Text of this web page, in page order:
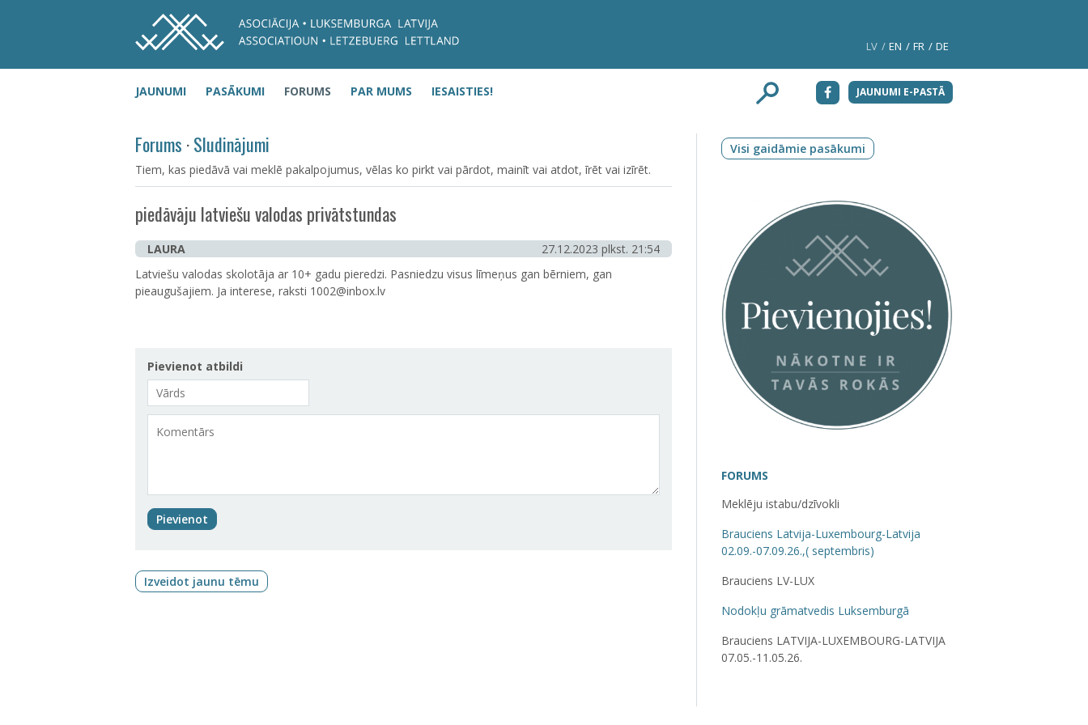
LV EN FR DE
JAUNUMI PASĀKUMI FORUMS PAR MUMS IESAISTIES! JAUNUMI E-PASTĀ
Forums ·Sludinājumi
Tiem, kas piedāvā vai meklē pakalpojumus, vēlas ko pirkt vai pārdot, mainīt vai atdot, īrēt vai izīrēt.
piedāvāju latviešu valodas privātstundas
LAURA
27.12.2023 plkst. 21:54
Latviešu valodas skolotāja ar 10+ gadu pieredzi. Pasniedzu visus līmeņus gan bērniem, gan
pieaugušajiem. Ja interese, raksti 1002@inbox.lv
Pievienot atbildi
Pievienot
Izveidot jaunu tēmu
Visi gaidāmie pasākumi
FORUMS
Meklēju istabu/dzīvokli
Brauciens Latvija-Luxembourg-Latvija
02.09.-07.09.26.,( septembris)
Brauciens LV-LUX
Nodokļu grāmatvedis Luksemburgā
Brauciens LATVIJA-LUXEMBOURG-LATVIJA
07.05.-11.05.26.